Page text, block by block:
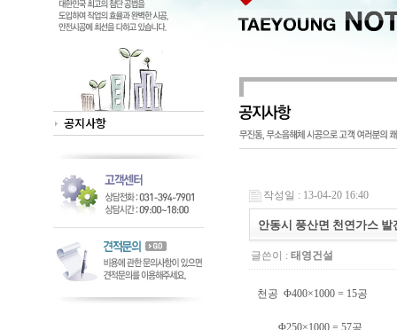
공지사항
작성일 : 13-04-20 16:40
안동시 풍산면 천연가스
글쓴이 :태영건설
천공 Φ400×1000 = 15공
Φ250×1000 = 57공